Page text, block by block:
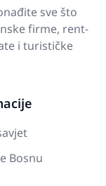
sve što
firme, rent-
i turističke
Bosnu